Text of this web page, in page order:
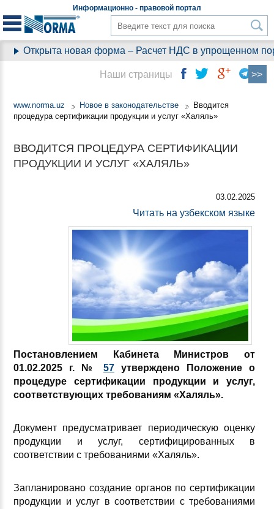
Информационно - правовой портал
Открыта новая форма – Расчет НДС в упрощенном
www.norma.uz Новое в законодательстве
Вводится
процедура сертификации продукции и услуг «Халяль»
ВВОДИТСЯ ПРОЦЕДУРА СЕРТИФИКАЦИИ
ПРОДУКЦИИ И УСЛУГ «ХАЛЯЛЬ»
03.02.2025
Читать на узбекском языке
Постановлением Кабинета Министров от
01.02.2025 г. №57 утверждено Положение о
процедуре сертификации продукции и услуг,
соответствующих требованиям «Халяль».
Документ предусматривает периодическую оценку
продукции и услуг, сертифицированных в
соответствии с требованиями «Халяль».
Запланировано создание органов по сертификации
продукции и услуг в соответствии с требованиями
Наши страницы